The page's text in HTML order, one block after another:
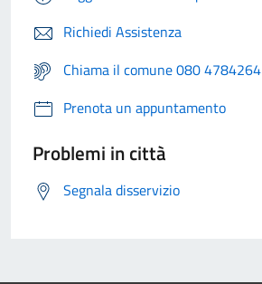
Richiedi Assistenza
Chiama il comune 080 4784264
Prenota un appuntamento
Problemi in città
Segnala disservizio